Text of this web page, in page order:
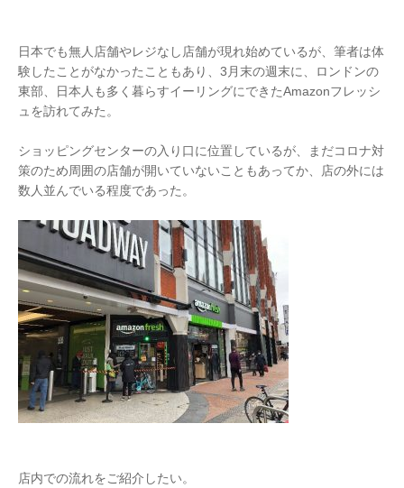
日本でも無人店舗やレジなし店舗が現れ始めているが、筆者は体
験したことがなかったこともあり、3月末の週末に、ロンドンの
東部、日本人も多く暮らすイーリングにできたAmazonフレッシ
ュを訪れてみた。
ショッピングセンターの入り口に位置しているが、まだコロナ対
策のため周囲の店舗が開いていないこともあってか、店の外には
数人並んでいる程度であった。
店内での流れをご紹介したい。